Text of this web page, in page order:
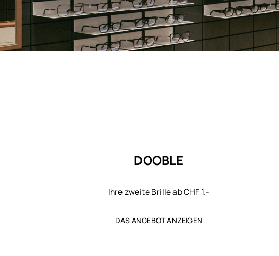
DOOBLE
Ihre zweite Brille ab CHF 1.-
DAS ANGEBOT ANZEIGEN